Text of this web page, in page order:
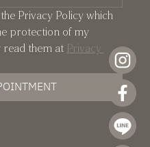
Privacy Policy which
protection of my
read them at Privacy